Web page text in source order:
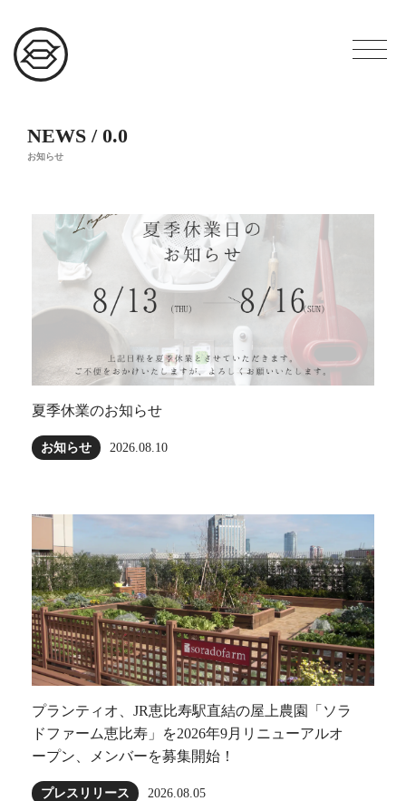
NEWS / 0.0
お知らせ
夏季休業のお知らせ
お知らせ 2026.08.10
プランティオ、JR恵比寿駅直結の屋上農園「ソラ
ドファーム恵比寿」を2026年9月リニューアルオ
ープン、メンバーを募集開始！
プレスリリース 2026.08.05